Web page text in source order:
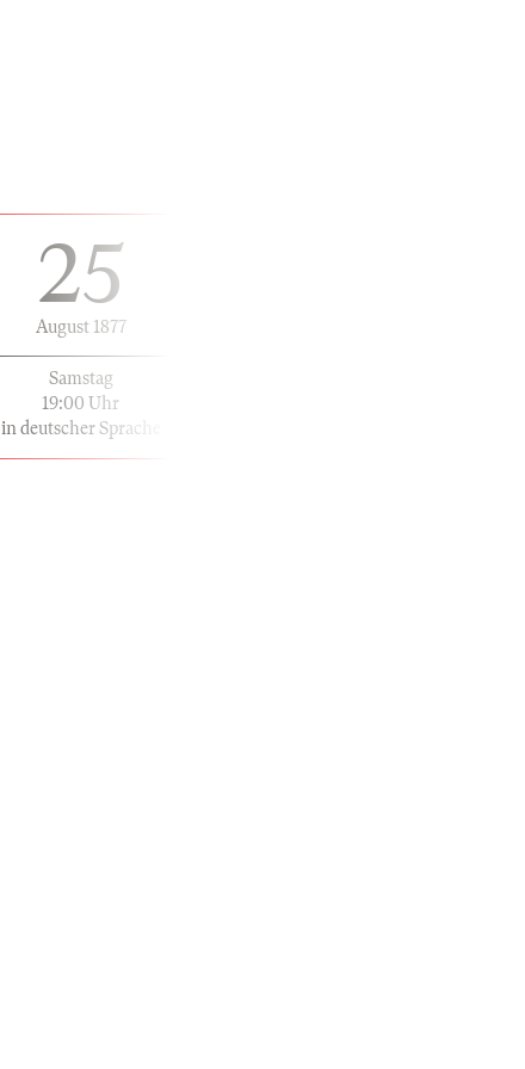
25
August 1877
Samstag
19:00 Uhr
in deutscher Sprache